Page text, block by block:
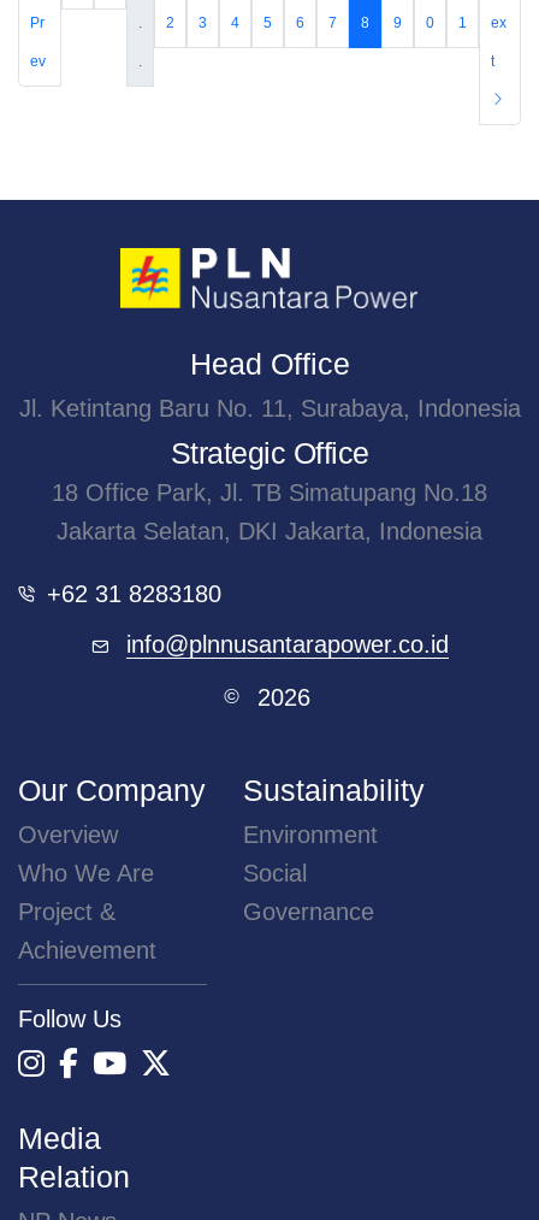
Pr
ev
2 3 4 5 6 7 8 9 0 1 ex
t
Head Office
Jl. Ketintang Baru No. 11, Surabaya, Indonesia
Strategic Office
18 Office Park, Jl. TB Simatupang No.18
Jakarta Selatan, DKI Jakarta, Indonesia
+62 31 8283180
info@plnnusantarapower.co.id
© 2026
Our Company
Overview
Who We Are
Project &
Achievement
Follow Us
Sustainability
Environment
Social
Governance
Media
Relation